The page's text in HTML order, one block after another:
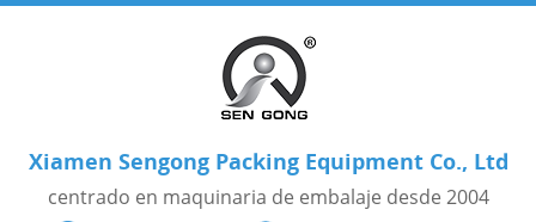
Xiamen Sengong Packing Equipment Co., Ltd
centrado en maquinaria de embalaje desde 2004